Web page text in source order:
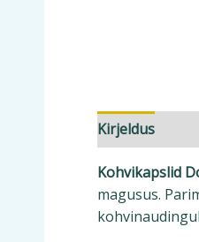
Kirjeldus
Kohvikapslid
magusus.